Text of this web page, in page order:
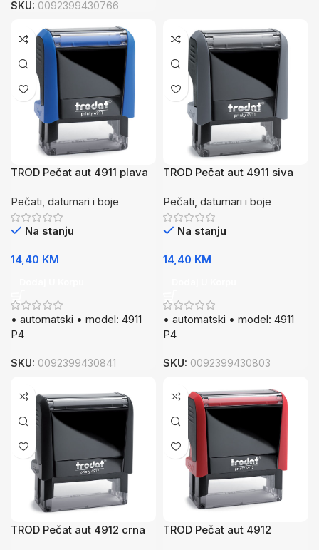
SKU: 0092399430766
TROD Pečat aut 4911 plava
Pečati, datumari i boje
Na stanju
14,40 KM
• automatski • model: 4911
P4
SKU: 0092399430841
TROD Pečat aut 4911 siva
Pečati, datumari i boje
Na stanju
14,40 KM
• automatski • model: 4911
P4
SKU: 0092399430803
TROD Pečat aut 4912 crna
TROD Pečat aut 4912